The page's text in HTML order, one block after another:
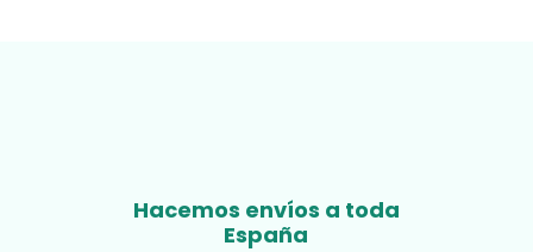
Hacemos envíos a toda
España